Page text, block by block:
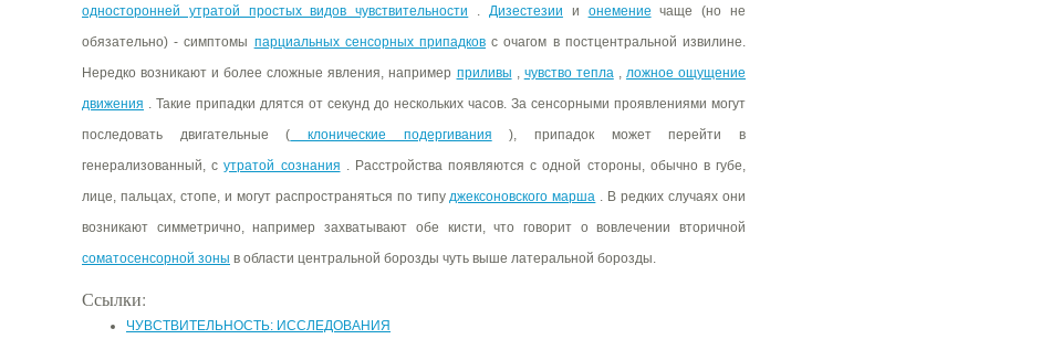
односторонней утратой простых видов чувствительности . Дизестезии и онемение чаще (но не
обязательно) - симптомы парциальных сенсорных припадков с очагом в постцентральной извилине.
Нередко возникают и более сложные явления, например приливы , чувство тепла, ложное ощущение
движения . Такие припадки длятся от секунд до нескольких часов. За сенсорными проявлениями могут
последовать двигательные ( клонические подергивания ), припадок может перейти в
генерализованный, сутратой сознания . Расстройства появляются с одной стороны, обычно в губе,
лице, пальцах, стопе, и могут распространяться по типуджексоновского марша . В редких случаях они
возникают симметрично, например захватывают обе кисти, что говорит о вовлечении вторичной
соматосенсорной зоны в области центральной борозды чуть выше латеральной борозды.
Ссылки:
ЧУВСТВИТЕЛЬНОСТЬ: ИССЛЕДОВАНИЯ